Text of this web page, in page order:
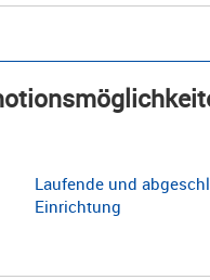
Laufende und
Einrichtung